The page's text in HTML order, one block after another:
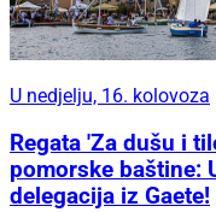
U nedjelju, 16. kolovoza
Regata 'Za dušu i
pomorske baštine:
delegacija iz Gaete!